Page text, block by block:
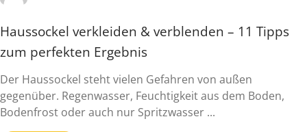
Haussockel verkleiden & verblenden – 11 Tipps
zum perfekten Ergebnis
Der Haussockel steht vielen Gefahren von außen
gegenüber. Regenwasser, Feuchtigkeit aus dem Boden,
Bodenfrost oder auch nur Spritzwasser ...